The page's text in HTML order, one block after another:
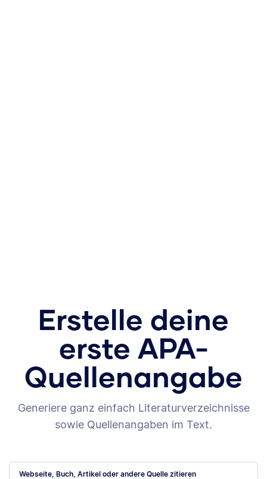
Erstelle deine
erste APA-
Quellenangabe
Generiere ganz einfach Literaturverzeichnisse
sowie Quellenangaben im Text.
Webseite, Buch, Artikel oder andere Quelle zitieren